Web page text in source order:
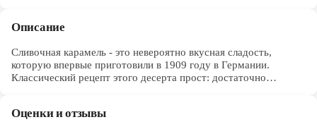
Описание
Сливочная карамель - это невероятно вкусная сладость,
которую впервые приготовили в 1909 году в Германии.
Классический рецепт этого десерта прост: достаточно
послевкусие. Они прекрасно подходят для перекуса, так как
Оценки и отзывы